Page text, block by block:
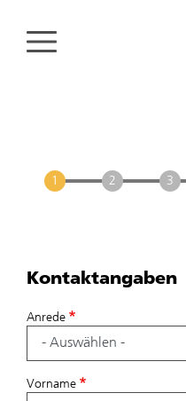
Kontaktangaben
I
Kontaktangaben
Anrede
Vorname